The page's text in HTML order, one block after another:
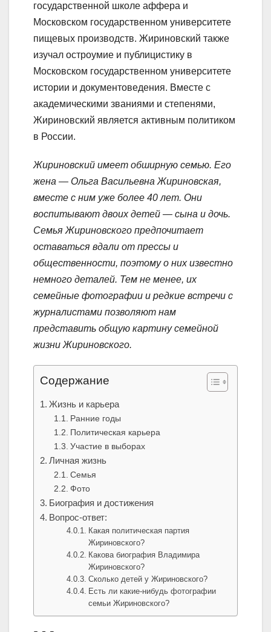
государственной школе аффера и
Московском государственном университете
пищевых производств. Жириновский также
изучал остроумие и публицистику в
Московском государственном университете
истории и документоведения. Вместе с
академическими званиями и степенями,
Жириновский является активным политиком
в России.
Жириновский имеет обширную семью. Его
жена — Ольга Васильевна Жириновская,
вместе с ним уже более 40 лет. Они
воспитывают двоих детей — сына и дочь.
Семья Жириновского предпочитает
оставаться вдали от прессы и
общественности, поэтому о них известно
немного деталей. Тем не менее, их
семейные фотографии и редкие встречи с
журналистами позволяют нам
представить общую картину семейной
жизни Жириновского.
Содержание
Жизнь и карьера
Ранние годы
Политическая карьера
Участие в выборах
Личная жизнь
Семья
Фото
Биография и достижения
Вопрос-ответ:
Какая политическая партия
Жириновского?
Какова биография Владимира
Жириновского?
Сколько детей у Жириновского?
Есть ли какие-нибудь фотографии
семьи Жириновского?